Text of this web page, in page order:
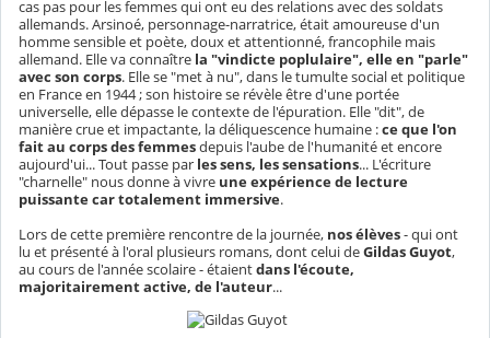
cas pas pour les femmes qui ont eu des relations avec des soldats
allemands. Arsinoé, personnage-narratrice, était amoureuse d'un
homme sensible et poète, doux et attentionné, francophile mais
allemand. Elle va connaître la "vindicte poplulaire", elle en "parle"
avec son corps. Elle se "met à nu", dans le tumulte social et politique
en France en 1944 ; son histoire se révèle être d'une portée
universelle, elle dépasse le contexte de l'épuration. Elle "dit", de
manière crue et impactante, la déliquescence humaine :ce que l'on
fait au corps des femmesdepuis l'aube de l'humanité et encore
aujourd'ui... Tout passe par les sens, les sensations... L'écriture
"charnelle" nous donne à vivre une expérience de lecture
puissante car totalement immersive.
Lors de cette première rencontre de la journée, nos élèves- qui ont
lu et présenté à l'oral plusieurs romans, dont celui deGildas Guyot,
au cours de l'année scolaire - étaientdans l'écoute,
majoritairement active, de l'auteur...